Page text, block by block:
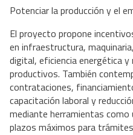
Potenciar la producción y el
El proyecto propone
en infraestructura,
digital, eficiencia energética y
productivos. También
contrataciones,
capacitación laboral y
mediante herramientas
plazos máximos para